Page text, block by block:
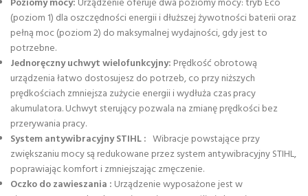
Poziomy mocy: Urządzenie oferuje dwa poziomy mocy: tryb Eco
(poziom 1) dla oszczędności energii i dłuższej żywotności baterii oraz
pełną moc (poziom 2) do maksymalnej wydajności, gdy jest to
potrzebne.
Jednoręczny uchwyt wielofunkcyjny: Prędkość obrotową
urządzenia łatwo dostosujesz do potrzeb, co przy niższych
prędkościach zmniejsza zużycie energii i wydłuża czas pracy
akumulatora. Uchwyt sterujący pozwala na zmianę prędkości bez
przerywania pracy.
System antywibracyjny STIHL : Wibracje powstające przy
zwiększaniu mocy są redukowane przez system antywibracyjny STIHL,
poprawiając komfort i zmniejszając zmęczenie.
Oczko do zawieszania : Urządzenie wyposażone jest w